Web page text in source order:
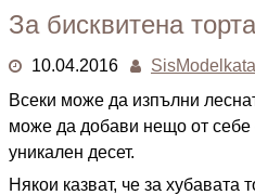
За бисквитена
10.04.2016 SisModelkata
Всеки може да изпълни
може да добави нещо от себе
уникален десет.
Някои казват, че за хубавата